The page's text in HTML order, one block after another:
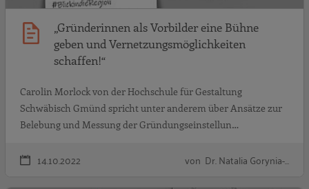
„Gründerinnen als Vorbilder eine Bühne
geben und Vernetzungsmöglichkeiten
schaffen!“
Carolin Morlock von der Hochschule für Gestaltung
Schwäbisch Gmünd spricht unter anderem über Ansätze zur
Belebung und Messung der Gründungseinstellun…
14.10.2022 von Dr. Natalia Gorynia-…